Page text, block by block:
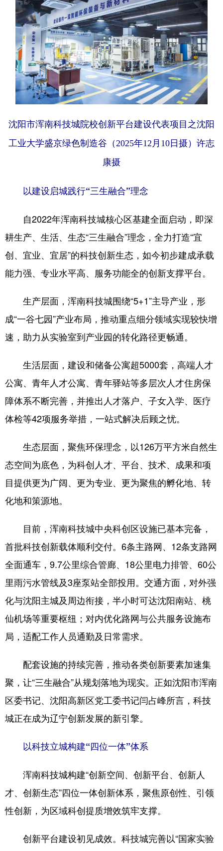
沈阳市浑南科技城院校创新平台建设代表项目之沈阳
工业大学盛京绿色制造谷（2025年12月10日摄）许志
康摄
以建设启城践行“三生融合”理念
自2022年浑南科技城核心区基建全面启动，即深
耕生产、生活、生态“三生融合”理念，全力打造“宜
创、宜业、宜居”的科技创新生态，如今初步建成承载
能力强、专业水平高、服务功能全的创新支撑平台。
生产层面，浑南科技城围绕“5+1”主导产业，形
成“一谷七园”产业布局，推动重点细分领域实现较快增
速，助力从实验室到产业园的转化路径更畅通。
生活层面，建设和储备公寓超5000套，高端人才
公寓、青年人才公寓、青年驿站等多层次人才住房保
障体系不断完善，并推出人才落户、子女入学、医疗
体检等42项服务举措，一站式解决后顾之忧。
生态层面，聚焦环保理念，以126万平方米自然生
态空间为底色，为科创人才、平台、技术、成果和项
目提供更为广阔、更为专业、更为聚焦的孵化地、转
化地和策源地。
目前，浑南科技城中央科创区设施已基本完备，
首批科技创新载体顺利交付。6条主路网、12条支路网
全面通车，9.7公里综合管廊、18公里电力排管、60公
里雨污水管线及3座泵站全部投用。交通方面，对外强
化与沈阳主城及周边衔接，半小时可达沈阳南站、桃
仙机场等重要枢纽；对内优化路网与公共服务设施布
局，适配工作人员通勤及日常需求。
配套设施的持续完善，推动各类创新要素加速集
聚，让“三生融合”从规划落地为现实。正如沈阳市浑南
区委书记、沈阳高新区党工委书记闫占峰所言，科技
城正在成为辽宁创新发展的新引擎。
以科技立城构建“四位一体”体系
浑南科技城构建“创新空间、创新平台、创新人
才、创新生态”四位一体创新体系，聚焦原创性、引领
性创新，为区域科创提质增效筑牢支撑。
创新平台建设初见成效。科技城完善以“国家实验